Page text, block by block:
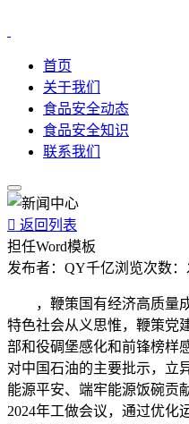
首页
关于我们
食品安全动态
食品安全知识
联系我们
 返回列表
担任Word模板
发布者： QY千亿浏览次数：
，鞭策国有经济高质量成
特色社会从义思惟，鞭策党
部和役碉堡感化和前锋榜样
对中国石油的主要批示，立
能源平安、端牢能源饭碗贡
2024年工做会议，通过优化